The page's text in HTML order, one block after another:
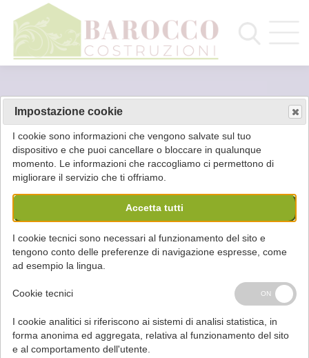
Impostazione cookie
I cookie sono informazioni che vengono salvate sul tuo
dispositivo e che puoi cancellare o bloccare in qualunque
momento. Le informazioni che raccogliamo ci permettono di
migliorare il servizio che ti offriamo.
Accetta tutti
I cookie tecnici sono necessari al funzionamento del sito e
tengono conto delle preferenze di navigazione espresse, come
ad esempio la lingua.
Cookie tecnici
I cookie analitici si riferiscono ai sistemi di analisi statistica, in
forma anonima ed aggregata, relativa al funzionamento del sito
e al comportamento dell'utente.